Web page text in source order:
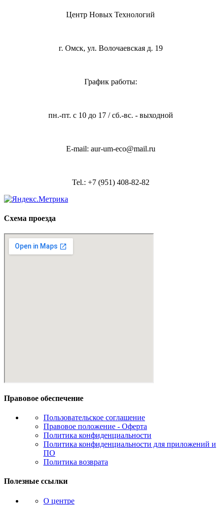
Центр Новых Технологий
г. Омск, ул. Волочаевская д. 19
График работы:
пн.-пт. с 10 до 17 / сб.-вс. - выходной
E-mail: aur-um-eco@mail.ru
Tel.: +7 (951) 408-82-82
Схема проезда
Правовое обеспечение
Пользовательское соглашение
Правовое положение - Оферта
Политика конфиденциальности
Политика конфиденциальности для приложений и
ПО
Политика возврата
Полезные ссылки
О центре